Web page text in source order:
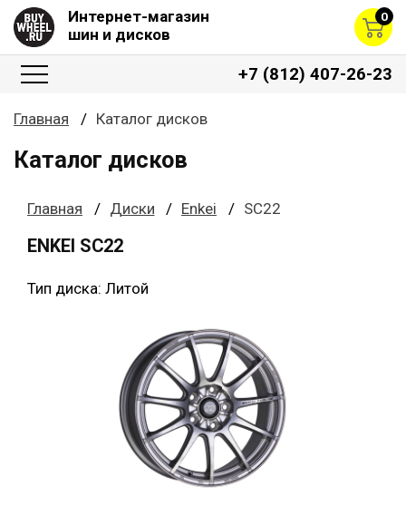
Интернет-магазин
шин и дисков
0
+7 (812) 407-26-23
Главная Каталог дисков
Каталог дисков
Главная Диски Enkei SC22
ENKEI SC22
Тип диска: Литой